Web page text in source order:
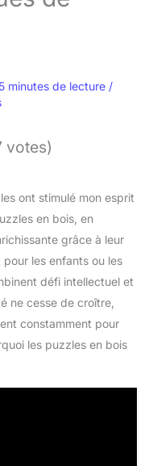
5 minutes de lecture /
votes)
ont stimulé mon esprit
en bois, en
grâce à leur
les enfants ou les
défi intellectuel et
ne cesse de croître,
constamment pour
les puzzles en bois